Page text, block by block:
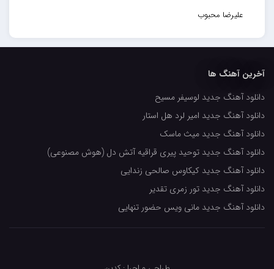
علیرضا محبوب
حسین حصارکی
کاپیتان
مجید رضوی
رضا مرانلو
امیر عرفانی
رضا صادقی
سعید شمس
آخرین آهنگ ها
دانلود آهنگ جدید لوسیفر مسیح
دانلود آهنگ جدید امیر لرد هل استار
دانلود آهنگ جدید میث ماسک
دانلود آهنگ جدید توحید پیری قراقیه آتش دل (هوش مصنوعی)
دانلود آهنگ جدید کیکاوس صالحی زندایی
دانلود آهنگ جدید تور زمری تقدیر
دانلود آهنگ جدید مانی ویس حضور تنهایی